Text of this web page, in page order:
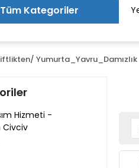
Tüm Kategoriler
Yumurta_Yavru_Damızlık
Hizmeti -
Civciv